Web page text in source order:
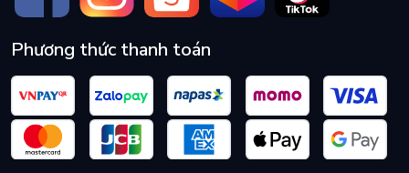
Phương thức thanh toán